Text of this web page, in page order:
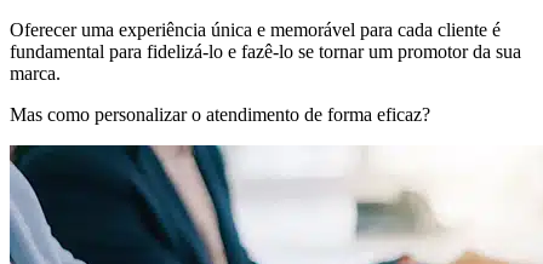
Oferecer uma experiência única e memorável para cada cliente é
fundamental para fidelizá-lo e fazê-lo se tornar um promotor da sua
marca.
Mas como personalizar o atendimento de forma eficaz?